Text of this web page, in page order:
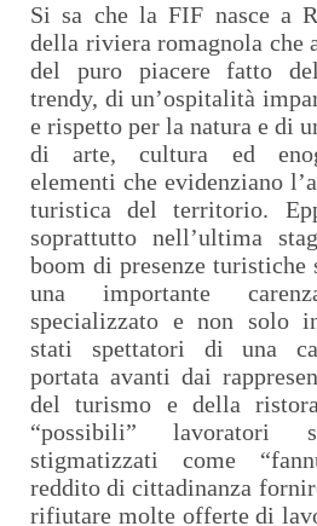
Si sa che la FIF nasce a
della riviera romagnola che
del puro piacere fatto
trendy, di un’ospitalità
e rispetto per la natura e di
di arte, cultura ed
elementi che evidenziano
turistica del territorio.
soprattutto nell’ultima
boom di presenze turistiche
una importante
specializzato e non solo
stati spettatori di una
portata avanti dai
del turismo e della
“possibili” lavoratori
stigmatizzati come
reddito di cittadinanza
rifiutare molte offerte di